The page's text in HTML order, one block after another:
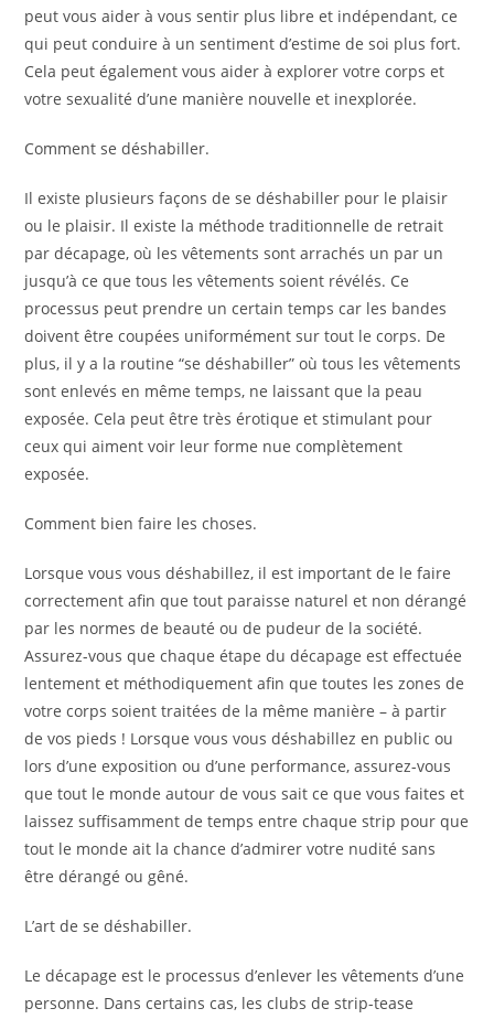
peut vous aider à vous sentir plus libre et indépendant, ce
qui peut conduire à un sentiment d’estime de soi plus fort.
Cela peut également vous aider à explorer votre corps et
votre sexualité d’une manière nouvelle et inexplorée.
Comment se déshabiller.
Il existe plusieurs façons de se déshabiller pour le plaisir
ou le plaisir. Il existe la méthode traditionnelle de retrait
par décapage, où les vêtements sont arrachés un par un
jusqu’à ce que tous les vêtements soient révélés. Ce
processus peut prendre un certain temps car les bandes
doivent être coupées uniformément sur tout le corps. De
plus, il y a la routine “se déshabiller” où tous les vêtements
sont enlevés en même temps, ne laissant que la peau
exposée. Cela peut être très érotique et stimulant pour
ceux qui aiment voir leur forme nue complètement
exposée.
Comment bien faire les choses.
Lorsque vous vous déshabillez, il est important de le faire
correctement afin que tout paraisse naturel et non dérangé
par les normes de beauté ou de pudeur de la société.
Assurez-vous que chaque étape du décapage est effectuée
lentement et méthodiquement afin que toutes les zones de
votre corps soient traitées de la même manière – à partir
de vos pieds ! Lorsque vous vous déshabillez en public ou
lors d’une exposition ou d’une performance, assurez-vous
que tout le monde autour de vous sait ce que vous faites et
laissez suffisamment de temps entre chaque strip pour que
tout le monde ait la chance d’admirer votre nudité sans
être dérangé ou gêné.
L’art de se déshabiller.
Le décapage est le processus d’enlever les vêtements d’une
personne. Dans certains cas, les clubs de strip-tease